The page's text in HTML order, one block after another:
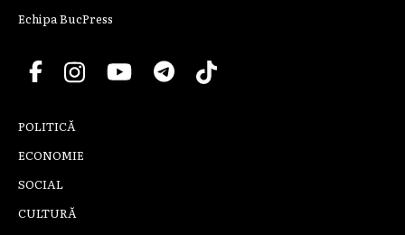
Echipa BucPress
POLITICĂ
ECONOMIE
SOCIAL
CULTURĂ